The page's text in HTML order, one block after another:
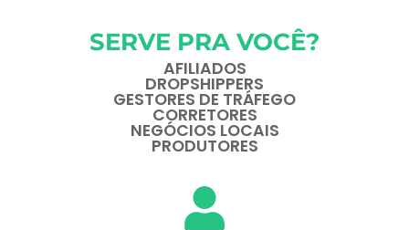
SERVE PRA VOCÊ?
AFILIADOS
DROPSHIPPERS
GESTORES DE TRÁFEGO
CORRETORES
NEGÓCIOS LOCAIS
PRODUTORES